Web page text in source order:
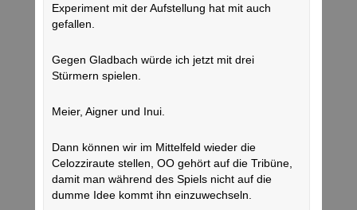
Experiment mit der Aufstellung hat mit auch
gefallen.
Gegen Gladbach würde ich jetzt mit drei
Stürmern spielen.
Meier, Aigner und Inui.
Dann können wir im Mittelfeld wieder die
Celozziraute stellen, OO gehört auf die Tribüne,
damit man während des Spiels nicht auf die
dumme Idee kommt ihn einzuwechseln.